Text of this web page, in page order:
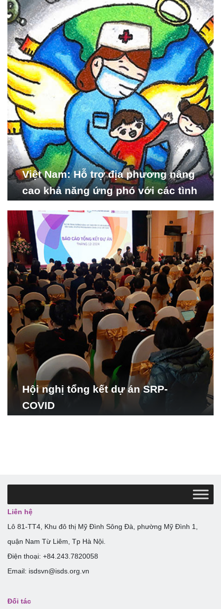
Nghiên cứu Phát triển Xã
hội_ISDS)
Việt Nam: Hỗ trợ địa phương nâng
cao khả năng ứng phó với các tình
Hội nghị tổng kết dự án SRP-
COVID
Liên hệ
Lô 81-TT4, Khu đô thị Mỹ Đình Sông Đà, phường Mỹ Đình 1,
quận Nam Từ Liêm, Tp Hà Nội.
Điện thoại: +84.243.7820058
Email: isdsvn@isds.org.vn
Đối tác